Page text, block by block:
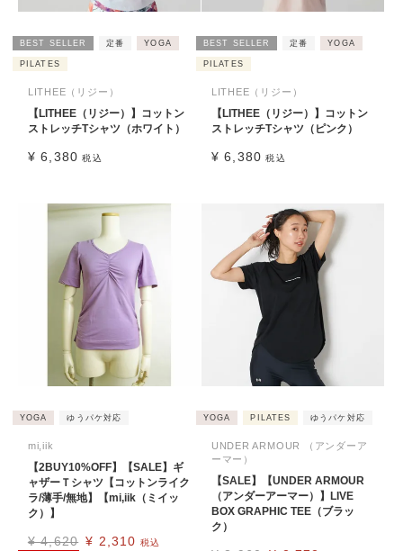
BEST SELLER 定番 YOGA
PILATES
LITHEE（リジー）
【LITHEE（リジー）】コットン
ストレッチTシャツ（ホワイト）
¥ 6,380 税込
BEST SELLER 定番 YOGA
PILATES
LITHEE（リジー）
【LITHEE（リジー）】コットン
ストレッチTシャツ（ピンク）
¥ 6,380 税込
YOGA ゆうパケ対応
mi,iik
【2BUY10%OFF】【SALE】ギ
ャザーＴシャツ【コットンライク
ラ/薄手/無地】【mi,iik（ミイッ
ク）】
¥ 4,620 ¥ 2,310 税込
YOGA PILATES ゆうパケ対応
UNDER ARMOUR （アンダーア
ーマー）
【SALE】【UNDER ARMOUR
（アンダーアーマー）】LIVE
BOX GRAPHIC TEE（ブラッ
ク）